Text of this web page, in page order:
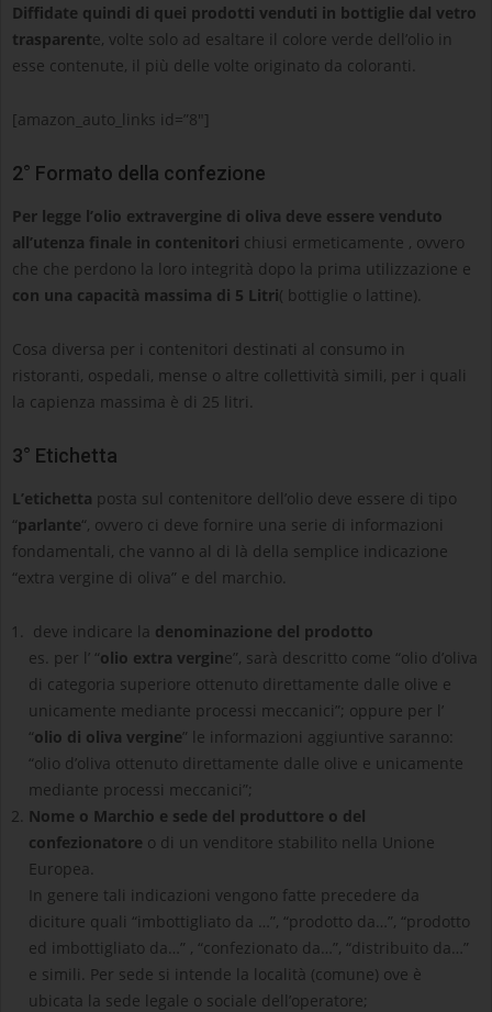
Diffidate quindi di quei prodotti venduti in bottiglie dal vetro
trasparente, volte solo ad esaltare il colore verde dell’olio in
esse contenute, il più delle volte originato da coloranti.
[amazon_auto_links id=”8″]
2° Formato della confezione
Per legge l’olio extravergine di oliva deve essere venduto
all’utenza finale in contenitori chiusi ermeticamente , ovvero
che che perdono la loro integrità dopo la prima utilizzazione e
con una capacità massima di 5 Litri( bottiglie o lattine).
Cosa diversa per i contenitori destinati al consumo in
ristoranti, ospedali, mense o altre collettività simili, per i quali
la capienza massima è di 25 litri.
3° Etichetta
L’etichetta posta sul contenitore dell’olio deve essere di tipo
“parlante“, ovvero ci deve fornire una serie di informazioni
fondamentali, che vanno al di là della semplice indicazione
“extra vergine di oliva” e del marchio.
deve indicare la denominazione del prodotto
es. per l’ “olio extra vergine”, sarà descritto come “olio d’oliva
di categoria superiore ottenuto direttamente dalle olive e
unicamente mediante processi meccanici”; oppure per l’
“olio di oliva vergine” le informazioni aggiuntive saranno:
“olio d’oliva ottenuto direttamente dalle olive e unicamente
mediante processi meccanici”;
Nome o Marchio e sede del produttore o del
confezionatore o di un venditore stabilito nella Unione
Europea.
In genere tali indicazioni vengono fatte precedere da
diciture quali “imbottigliato da …”, “prodotto da…”, “prodotto
ed imbottigliato da…” , “confezionato da…”, “distribuito da…”
e simili. Per sede si intende la località (comune) ove è
ubicata la sede legale o sociale dell’operatore;